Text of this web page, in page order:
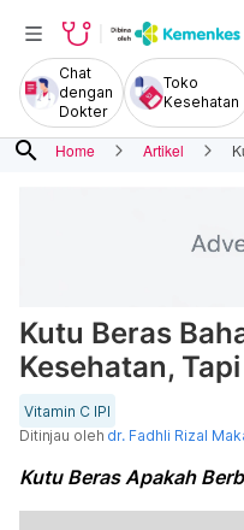
Chat
dengan
Dokter
Toko
Kesehatan
search Home Artikel
Kutu Beras
Kesehatan,
Vitamin C IPI
Ditinjau oleh dr. Fadhli Rizal
Kutu Beras Apakah